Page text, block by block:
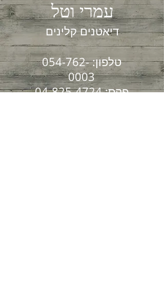
עמרי וטל
דיאטנים קלינים
טלפון:054-762-
0003
פקס:04-825-4724